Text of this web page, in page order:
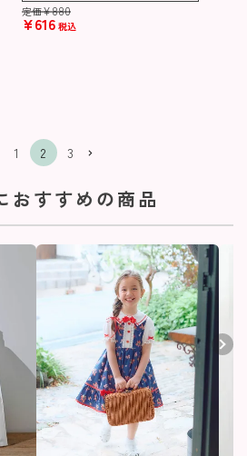
定価¥880
¥616 税込
1 2 3
おすすめの商品